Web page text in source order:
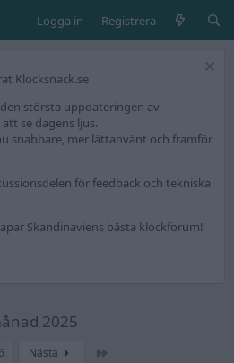
Logga in Registrera
Klocksnack.se
största uppdateringen av
se dagens ljus.
snabbare, mer lättanvänt och framför
för feedback och tekniska
Skandinaviens bästa klockforum!
2025
Nästa